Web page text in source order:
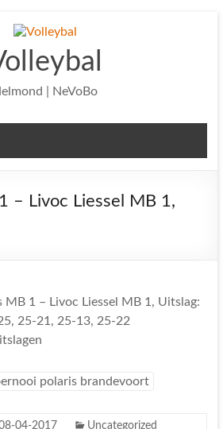
| NeVoBo
– Livoc Liessel MB 1,
1 – Livoc Liessel MB 1, Uitslag:
25-21, 25-13, 25-22
polaris brandevoort
04-2017 Uncategorized